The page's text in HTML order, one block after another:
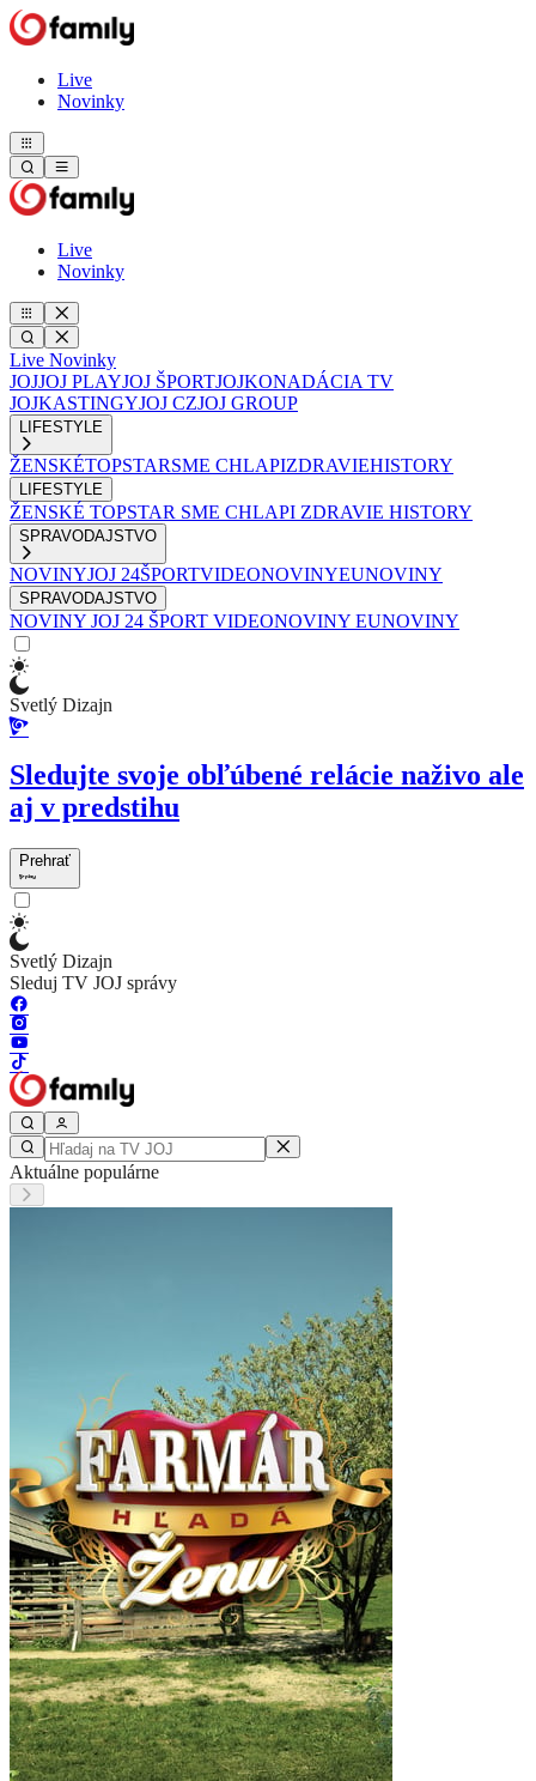
Live
Novinky
Live
Novinky
Live Novinky
JOJJOJ PLAYJOJ ŠPORTJOJKONADÁCIA TV
JOJKASTINGYJOJ CZJOJ GROUP
LIFESTYLE
ŽENSKÉTOPSTARSME CHLAPIZDRAVIEHISTORY
LIFESTYLE
ŽENSKÉ TOPSTAR SME CHLAPI ZDRAVIE HISTORY
SPRAVODAJSTVO
NOVINYJOJ 24ŠPORTVIDEONOVINYEUNOVINY
SPRAVODAJSTVO
NOVINY JOJ 24 ŠPORT VIDEONOVINY EUNOVINY
Svetlý Dizajn
Sledujte svoje obľúbené relácie naživo ale
aj v predstihu
Prehrať
Svetlý Dizajn
Sleduj TV JOJ správy
Aktuálne populárne